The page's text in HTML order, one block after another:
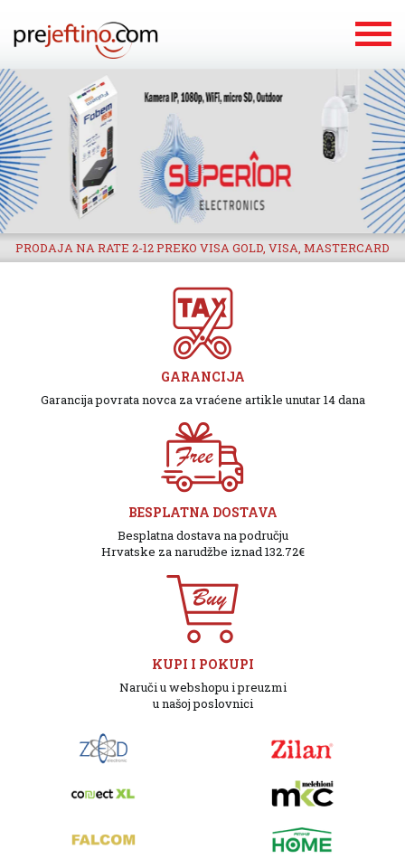
PRODAJA NA RATE 2-12 PREKO VISA GOLD, VISA, MASTERCARD
GARANCIJA
Garancija povrata novca za vraćene artikle unutar 14 dana
BESPLATNA DOSTAVA
Besplatna dostava na području
Hrvatske za narudžbe iznad 132.72€
KUPI I POKUPI
Naruči u webshopu i preuzmi
u našoj poslovnici